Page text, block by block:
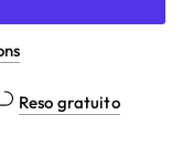
Reso gratuito